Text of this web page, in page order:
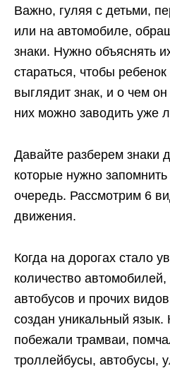
Важно, гуляя с детьми,
или на автомобиле,
знаки. Нужно объяснять
стараться, чтобы
выглядит знак, и о чем он
них можно заводить уже
Давайте разберем знаки
которые нужно
очередь. Рассмотрим 6
движения.
Когда на дорогах стало
количество
автобусов и прочих
создан уникальный язык.
побежали трамваи,
троллейбусы, автобусы,